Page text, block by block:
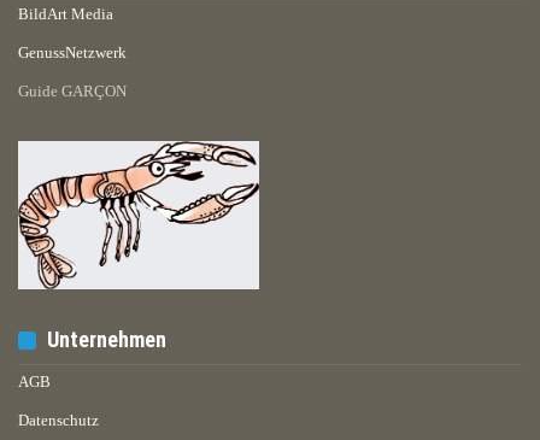
BildArt Media
GenussNetzwerk
Guide GARÇON
Unternehmen
AGB
Datenschutz